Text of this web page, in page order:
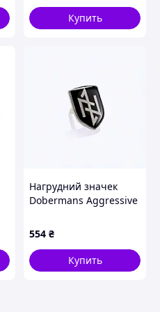
Купить
Нагрудний значек
Dobermans Aggressive
Черный K8789AB238
554 ₴
Купить